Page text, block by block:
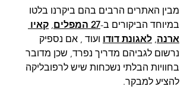
מבין האתרים הרבים בהם ביקרנו בלטו
במיוחד הביקורים ב-27 המפלים , קאיו
ארנה, לאגונת דודו ועוד , אם נספיק
נרשום לגביהם מדריך נפרד, שכן מדובר
בחוויות הבלתי נשכחות שיש לרפובליקה
להציע למבקר.